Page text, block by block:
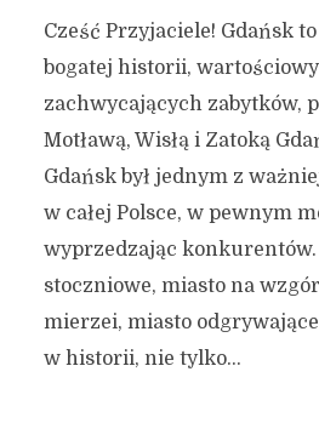
Cześć Przyjaciele! Gdańsk
bogatej historii,
zachwycających zabytków,
Motławą, Wisłą i Zatoką
Gdańsk był jednym z
w całej Polsce, w pewnym
wyprzedzając konkurentów.
stoczniowe, miasto na
mierzei, miasto
w historii, nie tylko...